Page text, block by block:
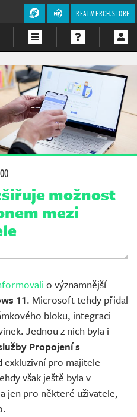
REALMERCH.STORE
možnost
mezi
o významnější
11. Microsoft tehdy přidal
bloku, integraci
Jednou z nich byla i
Propojení s
exkluzivní pro majitele
však ještě byla v
jen pro některé uživatele,